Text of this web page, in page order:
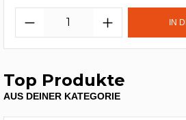
IN
Top Produkte
AUS DEINER KATEGORIE